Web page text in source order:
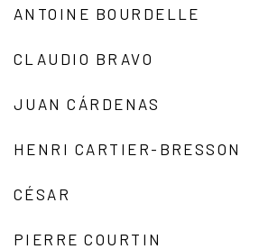
ANTOINE BOURDELLE
CLAUDIO BRAVO
JUAN CÁRDENAS
HENRI CARTIER-BRESSON
CÉSAR
PIERRE COURTIN